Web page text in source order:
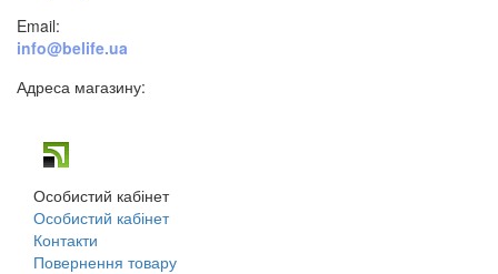
Email:
info@belife.ua
Адреса магазину:
Особистий кабінет
Особистий кабінет
Контакти
Повернення товару